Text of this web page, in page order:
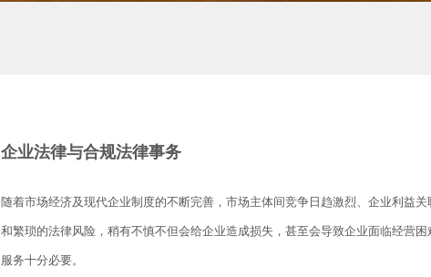
企业法律与合规法律事务
随着市场经济及现代企业制度的不断完善，市场主体间竞争日趋激烈、企业利益
和繁琐的法律风险，稍有不慎不但会给企业造成损失，甚至会导致企业面临经营
服务十分必要。